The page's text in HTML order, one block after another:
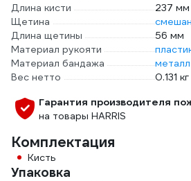
Длина кисти
237 мм
Щетина
Длина щетины
56 мм
Материал рукояти
Материал бандажа
металл
Вес нетто
0.131 кг
Гарантия производителя
на товары HARRIS
Комплектация
Кисть
Упаковка